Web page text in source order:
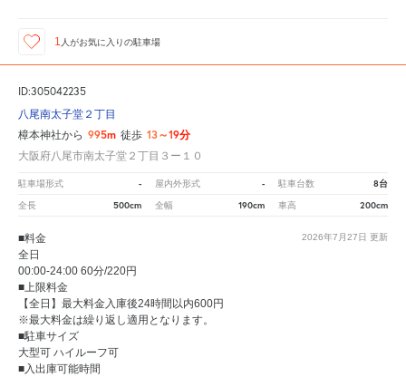
1 人がお気に入りの駐車場
ID:305042235
八尾南太子堂２丁目
樟本神社から 995m 徒歩 13～19分
大阪府八尾市南太子堂２丁目３ー１０
駐車場形式 - 屋内外形式 - 駐車台数 8台
全長 500cm 全幅 190cm 車高 200cm
2026年7月27日 更新
■料金
全日
00:00-24:00 60分/220円
■上限料金
【全日】最大料金入庫後24時間以内600円
※最大料金は繰り返し適用となります。
■駐車サイズ
大型可 ハイルーフ可
■入出庫可能時間